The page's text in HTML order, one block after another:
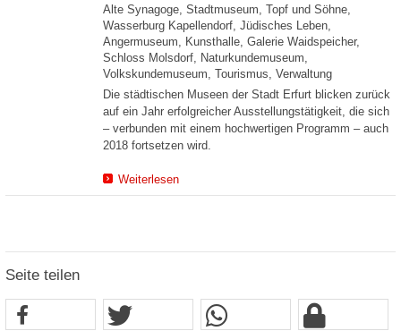
Alte Synagoge, Stadtmuseum, Topf und Söhne,
Wasserburg Kapellendorf, Jüdisches Leben,
Angermuseum, Kunsthalle, Galerie Waidspeicher,
Schloss Molsdorf, Naturkundemuseum,
Volkskundemuseum, Tourismus, Verwaltung
Die städtischen Museen der Stadt Erfurt blicken zurück
auf ein Jahr erfolgreicher Ausstellungstätigkeit, die sich
– verbunden mit einem hochwertigen Programm – auch
2018 fortsetzen wird.
Weiterlesen
Seite teilen